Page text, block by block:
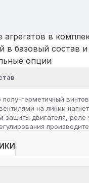
серии
запросу
агрегатов в
в базовый состав и
опции
герметичный
на линии
защиты двигателя, реле
клапаном,